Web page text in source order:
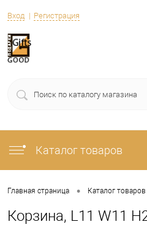
Вход Регистрация
Каталог товаров
Главная страница • Каталог
Корзина, L11 W11